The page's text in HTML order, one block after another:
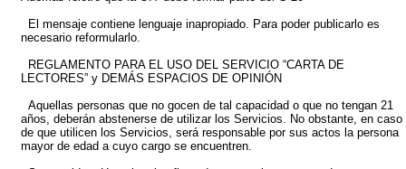
El mensaje contiene lenguaje inapropiado. Para poder publicarlo es
necesario reformularlo.
REGLAMENTO PARA EL USO DEL SERVICIO “CARTA DE
LECTORES” y DEMÁS ESPACIOS DE OPINIÓN
Aquellas personas que no gocen de tal capacidad o que no tengan 21
años, deberán abstenerse de utilizar los Servicios. No obstante, en caso
de que utilicen los Servicios, será responsable por sus actos la persona
mayor de edad a cuyo cargo se encuentren.